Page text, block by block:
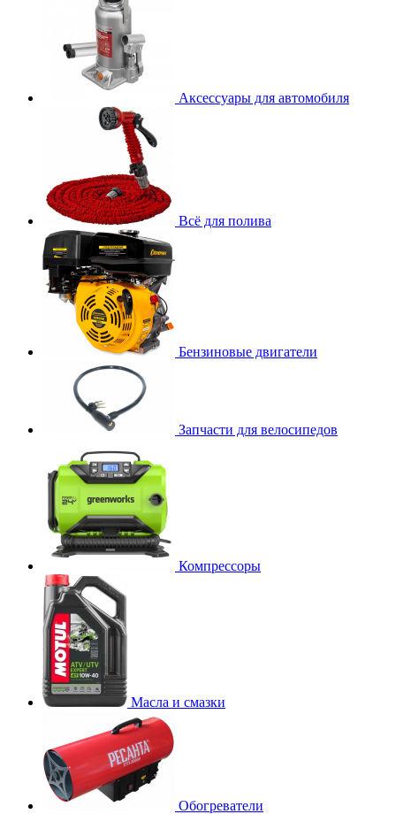
Аксессуары для автомобиля
Всё для полива
Бензиновые двигатели
Запчасти для велосипедов
Компрессоры
Масла и смазки
Обогреватели